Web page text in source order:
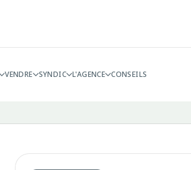
VENDRE SYNDIC L'AGENCE CONSEILS